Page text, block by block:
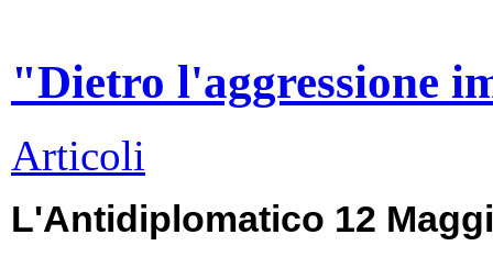
"Dietro l'aggressione
Articoli
L'Antidiplomatico 12